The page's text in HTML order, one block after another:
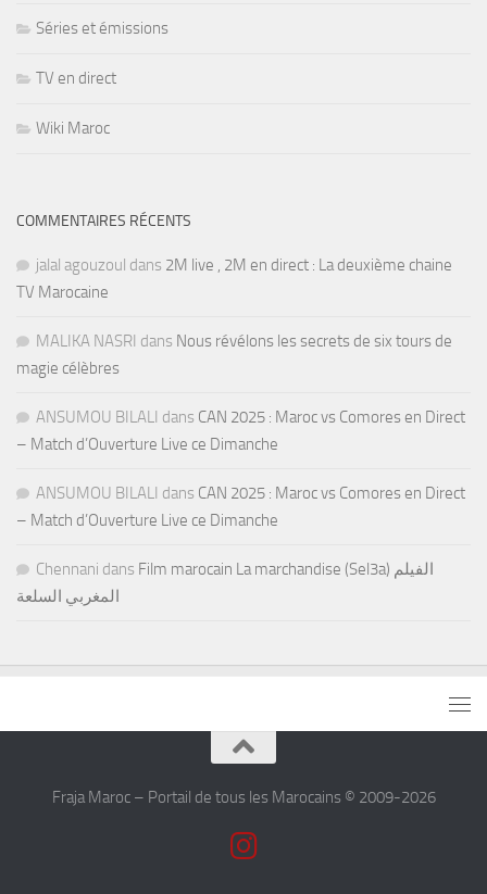
Séries et émissions
TV en direct
Wiki Maroc
COMMENTAIRES RÉCENTS
jalal agouzoul dans 2M live , 2M en direct : La deuxième chaine
TV Marocaine
MALIKA NASRI dans Nous révélons les secrets de six tours de
magie célèbres
ANSUMOU BILALI dans CAN 2025 : Maroc vs Comores en Direct
– Match d’Ouverture Live ce Dimanche
ANSUMOU BILALI dans CAN 2025 : Maroc vs Comores en Direct
– Match d’Ouverture Live ce Dimanche
Chennani dans Film marocain La marchandise (Sel3a) الفيلم
المغربي السلعة
Fraja Maroc – Portail de tous les Marocains © 2009-2026